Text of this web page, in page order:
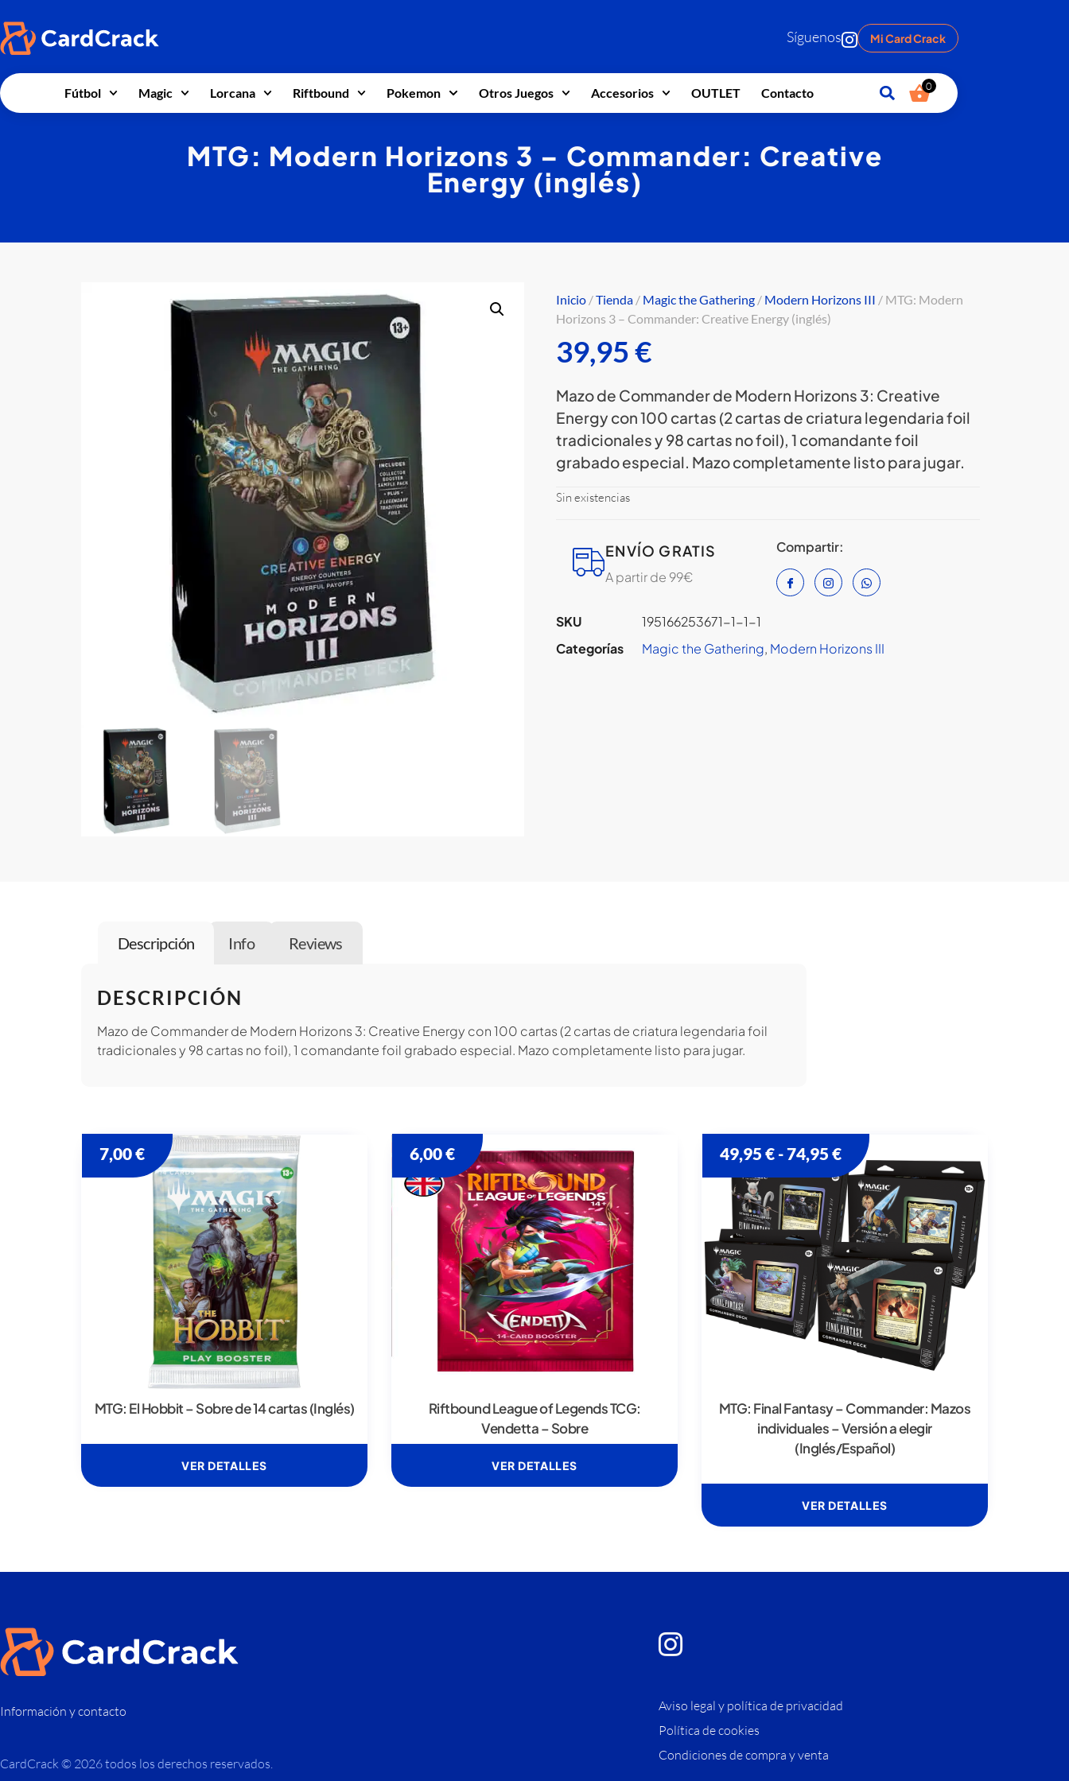
Síguenos Mi Card Crack
Fútbol Magic Lorcana Riftbound Pokemon Otros Juegos Accesorios OUTLET Contacto 0
MTG: Modern Horizons 3 – Commander: Creative
Energy (inglés)
Inicio /Tienda / Magic the Gathering / Modern Horizons III / MTG: Modern
Horizons 3 – Commander: Creative Energy (inglés)
39,95€
Mazo de Commander de Modern Horizons 3: Creative
Energy con 100 cartas (2 cartas de criatura legendaria foil
tradicionales y 98 cartas no foil), 1 comandante foil
grabado especial. Mazo completamente listo para jugar.
Sin existencias
ENVÍO GRATIS
A partir de 99€
Compartir:
SKU
195166253671-1-1-1
Categorías
Magic the Gathering, Modern Horizons III
Descripción Info Reviews
DESCRIPCIÓN
Mazo de Commander de Modern Horizons 3: Creative Energy con 100 cartas (2 cartas de criatura legendaria foil
tradicionales y 98 cartas no foil), 1 comandante foil grabado especial. Mazo completamente listo para jugar.
7,00€
MTG: El Hobbit – Sobre de 14 cartas (Inglés)
VER DETALLES
6,00€
Riftbound League of Legends TCG:
Vendetta – Sobre
VER DETALLES
49,95€ -74,95€
MTG: Final Fantasy – Commander: Mazos
individuales – Versión a elegir
(Inglés/Español)
VER DETALLES
Información y contacto
CardCrack © 2026 todos los derechos reservados.
Aviso legal y política de privacidad
Política de cookies
Condiciones de compra y venta